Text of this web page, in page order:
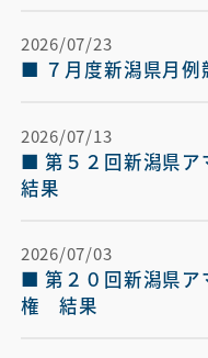
2026/07/23
■ ７月度新潟県月例
2026/07/13
■ 第５２回新潟県
結果
2026/07/03
■ 第２０回新潟県ア
権　結果